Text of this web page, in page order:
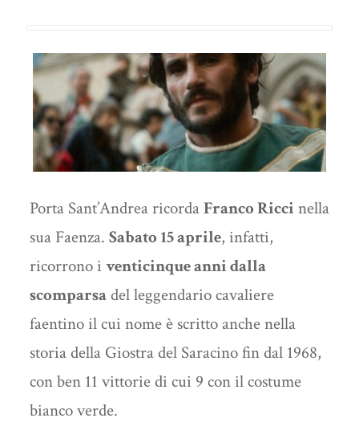
Porta Sant’Andrea ricordaFranco Ricci nella
sua Faenza. Sabato 15 aprile, infatti,
ricorrono i venticinque anni dalla
scomparsadel leggendario cavaliere
faentino il cui nome è scritto anche nella
storia della Giostra del Saracino fin dal 1968,
con ben 11 vittorie di cui 9 con il costume
bianco verde.